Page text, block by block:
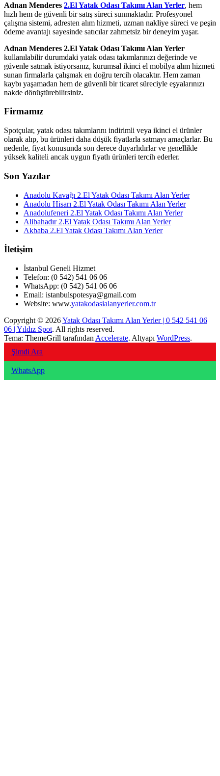
Adnan Menderes 2.El Yatak Odası Takımı Alan Yerler, hem
hızlı hem de güvenli bir satış süreci sunmaktadır. Profesyonel
çalışma sistemi, adresten alım hizmeti, uzman nakliye süreci ve peşin
ödeme avantajı sayesinde satıcılar zahmetsiz bir deneyim yaşar.
Adnan Menderes 2.El Yatak Odası Takımı Alan Yerler
kullanılabilir durumdaki yatak odası takımlarınızı değerinde ve
güvenle satmak istiyorsanız, kurumsal ikinci el mobilya alım hizmeti
sunan firmalarla çalışmak en doğru tercih olacaktır. Hem zaman
kaybı yaşamadan hem de güvenli bir ticaret süreciyle eşyalarınızı
nakde dönüştürebilirsiniz.
Firmamız
Spotçular, yatak odası takımlarını indirimli veya ikinci el ürünler
olarak alıp, bu ürünleri daha düşük fiyatlarla satmayı amaçlarlar. Bu
nedenle, fiyat konusunda son derece duyarlıdırlar ve genellikle
yüksek kaliteli ancak uygun fiyatlı ürünleri tercih ederler.
Son Yazılar
Anadolu Kavağı 2.El Yatak Odası Takımı Alan Yerler
Anadolu Hisarı 2.El Yatak Odası Takımı Alan Yerler
Anadolufeneri 2.El Yatak Odası Takımı Alan Yerler
Alibahadır 2.El Yatak Odası Takımı Alan Yerler
Akbaba 2.El Yatak Odası Takımı Alan Yerler
İletişim
İstanbul Geneli Hizmet
Telefon: (0 542) 541 06 06
WhatsApp: (0 542) 541 06 06
Email: istanbulspotesya@gmail.com
Website: www.yatakodasialanyerler.com.tr
Copyright © 2026Yatak Odası Takımı Alan Yerler | 0 542 541 06
06 | Yıldız Spot. All rights reserved.
Tema: ThemeGrill tarafından Accelerate. Altyapı WordPress.
Şimdi Ara
WhatsApp